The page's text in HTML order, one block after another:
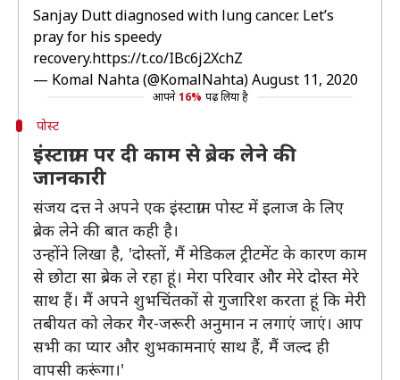
Sanjay Dutt diagnosed with lung cancer. Let’s
pray for his speedy
recovery.https://t.co/IBc6j2XchZ
— Komal Nahta (@KomalNahta)August 11, 2020
आपने 16% पढ़ लिया है
पोस्ट
इंस्टाग्राम पर दी काम से ब्रेक लेने की
जानकारी
संजय दत्त ने अपने एक इंस्टाग्राम पोस्ट में इलाज के लिए
ब्रेक लेने की बात कही है।
उन्होंने लिखा है, 'दोस्तों, मैं मेडिकल ट्रीटमेंट के कारण काम
से छोटा सा ब्रेक ले रहा हूं। मेरा परिवार और मेरे दोस्त मेरे
साथ हैं। मैं अपने शुभचिंतकों से गुजारिश करता हूं कि मेरी
तबीयत को लेकर गैर-जरूरी अनुमान न लगाएं जाएं। आप
सभी का प्यार और शुभकामनाएं साथ हैं, मैं जल्द ही
वापसी करूंगा।'